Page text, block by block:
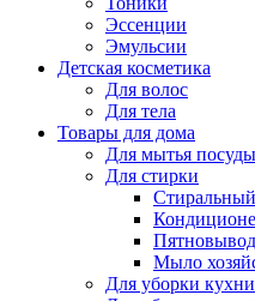
Эссенции
Эмульсии
Детская косметика
Для волос
Для тела
Товары для дома
Для мытья посуды
Для стирки
Мыло
Для уборки кухни